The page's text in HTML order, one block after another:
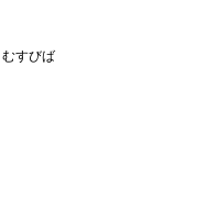
むすびば